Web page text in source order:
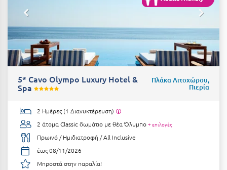
Ζάκυνθος
Η
Ηλεία
Ηράκλειο
Θάσος
5* Cavo Olympo Luxury Hotel &
Spa
Πλάκα Λιτοχώρου,
Πιερία
2 Ημέρες (1 Διανυκτέρευση)
2 άτομα Classic δωμάτιο με θέα Όλυμπο + επιλογές
Πρωινό / Ημιδιατροφή / All Inclusive
έως 08/11/2026
Μπροστά στην παραλία!